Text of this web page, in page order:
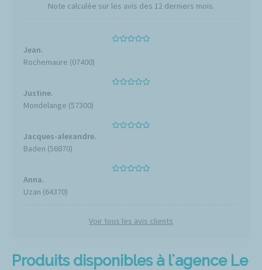
Produits disponibles à l'agence Le
Note calculée sur les avis des 12 derniers mois.
Jean.
Rochemaure (07400)
Justine.
Mondelange (57300)
Jacques-alexandre.
Baden (56870)
Anna.
Uzan (64370)
Voir tous les avis clients